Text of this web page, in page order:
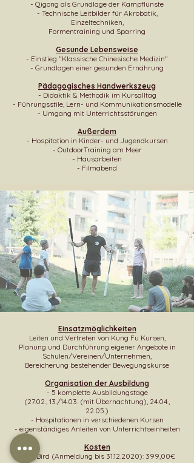
- Qigong als Grundlage der Kampflünste
- Technische Leitbilder für Akrobatik,
Einzeltechniken,
Formentraining und Sparring
Gesunde Lebensweise
- Einstieg "Klassische Chinesische Medizin"
- Grundlagen einer gesunden Ernährung
Pädagogisches Handwerkszeug
- Didaktik & Methodik im Kursalltag
- Führungsstile, Lern- und Kommunikationsmodelle
- Umgang mit Unterrichtsstörungen
Außerdem
- Hospitation in Kinder- und Jugendkursen
- OutdoorTraining am Meer
- Hausarbeiten
- Filmabend
Einsatzmöglichkeiten
Leiten und Vertreten von Kung Fu Kursen,
Planung und Durchführung eigener Angebote in
Schulen/Vereinen/Unternehmen,
Bereicherung bestehender Bewegungskurse
Organisation der Ausbildung
- 5 komplette Ausbildungstage
(27.02., 13./14.03. (mit Übernachtung), 24.04.,
22.05.)
- Hospitationen in verschiedenen Kursen
- eigenständiges Anleiten von Unterrichtseinheiten
Kosten
EarlyBird (Anmeldung bis 31.12.2020): 399,00€